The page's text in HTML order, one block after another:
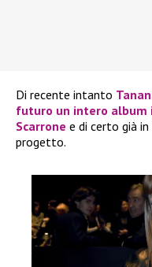
Di recente intanto
futuro un intero album
Scarrone e di certo già
progetto.